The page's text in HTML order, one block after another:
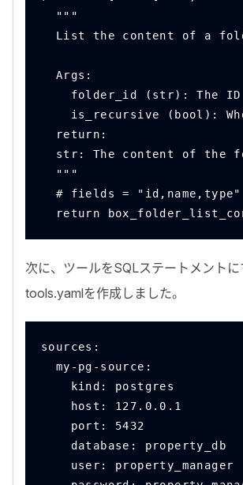
  """
List the content of a
  Args:
folder_id (str): The
is_recursive (bool):
  return:
str: The content of the
  """
  # fields = "id,name,type"
return
次に、ツールをSQLステートメント
tools.yamlを作成しました。
sources:
  my-pg-source:
    kind: postgres
    host: 127.0.0.1
    port: 5432
    database: property_db
    user: property_manager